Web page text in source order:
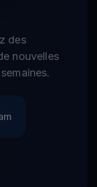
des
nouvelles